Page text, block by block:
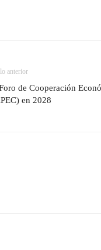
anterior
de Cooperación
en 2028